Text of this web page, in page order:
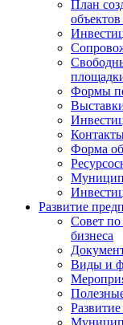
План
Формы
Форма
Развитие
Совет по
бизнеса
Виды и